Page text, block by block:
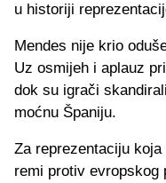
u historiji
Mendes nije krio
Uz osmijeh i aplauz
dok su igrači
moćnu Španiju.
Za reprezentaciju
remi protiv evropskog